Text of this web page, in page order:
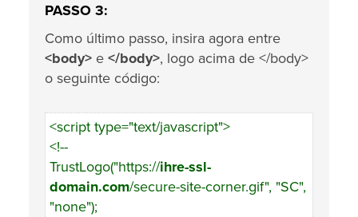
PASSO 3:
Como último passo, insira agora entre
<body> e </body>, logo acima de </body>
o seguinte código:
<script type="text/javascript">
<!--
TrustLogo("https://ihre-ssl-
domain.com/secure-site-corner.gif", "SC",
"none");